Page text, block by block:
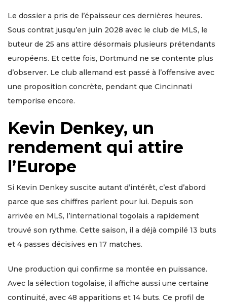
Le dossier a pris de l’épaisseur ces dernières heures.
Sous contrat jusqu’en juin 2028 avec le club de MLS, le
buteur de 25 ans attire désormais plusieurs prétendants
européens. Et cette fois, Dortmund ne se contente plus
d’observer. Le club allemand est passé à l’offensive avec
une proposition concrète, pendant que Cincinnati
temporise encore.
Kevin Denkey, un
rendement qui attire
l’Europe
Si Kevin Denkey suscite autant d’intérêt, c’est d’abord
parce que ses chiffres parlent pour lui. Depuis son
arrivée en MLS, l’international togolais a rapidement
trouvé son rythme. Cette saison, il a déjà compilé 13 buts
et 4 passes décisives en 17 matches.
Une production qui confirme sa montée en puissance.
Avec la sélection togolaise, il affiche aussi une certaine
continuité, avec 48 apparitions et 14 buts. Ce profil de